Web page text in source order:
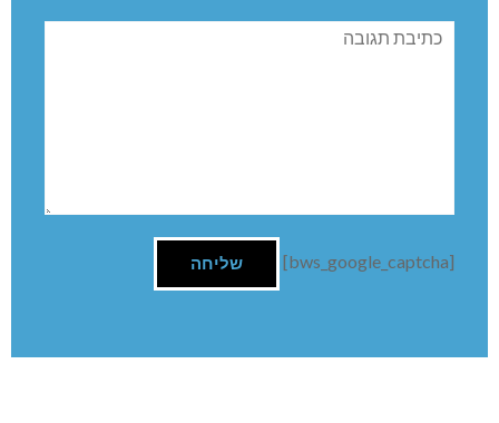
תגובה
[bws_google_captcha]